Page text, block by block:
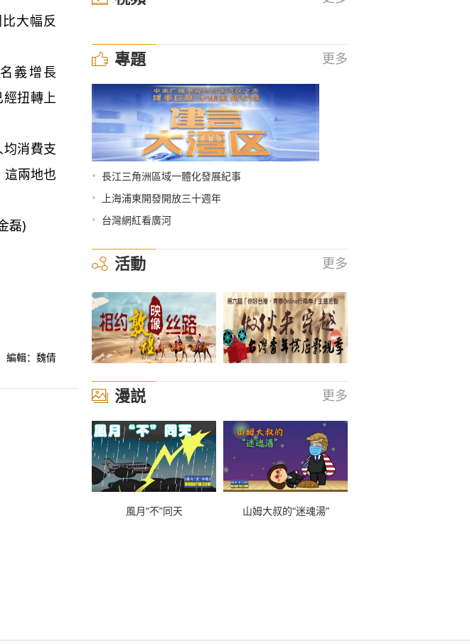
大幅反
義增長
扭轉上
消費支
這兩地也
磊)
編輯：魏倩
專題 更多
• 長江三角洲區域一體化發展紀事
• 上海浦東開發開放三十週年
• 台灣網紅看廣河
活動 更多
漫説 更多
風月“不”同天 山姆大叔的“迷魂湯”